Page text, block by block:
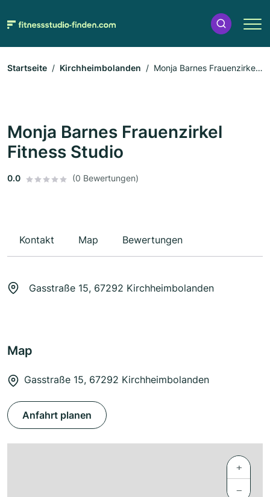
Startseite Kirchheimbolanden
Monja Barnes Frauenzirkel
Monja Barnes Frauenzirkel
Fitness Studio
0.0 (0 Bewertungen)
Kontakt Map Bewertungen
Gasstraße 15, 67292 Kirchheimbolanden
Map
Gasstraße 15, 67292 Kirchheimbolanden
Anfahrt planen
+
−